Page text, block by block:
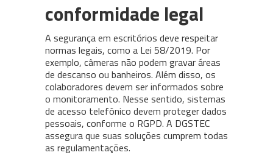
conformidade legal
A segurança em escritórios deve respeitar
normas legais, como a Lei 58/2019. Por
exemplo, câmeras não podem gravar áreas
de descanso ou banheiros. Além disso, os
colaboradores devem ser informados sobre
o monitoramento. Nesse sentido, sistemas
de acesso telefônico devem proteger dados
pessoais, conforme o RGPD. A DGSTEC
assegura que suas soluções cumprem todas
as regulamentações.